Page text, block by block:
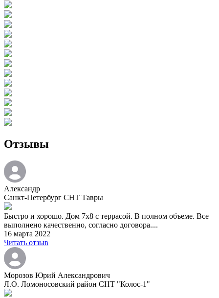
Отзывы
Александр
Санкт-Петербург СНТ Тавры
Быстро и хорошо. Дом 7х8 c террасой. В полном объеме. Все
выполнено качественно, согласно договора....
16 марта 2022
Читать отзыв
Морозов Юрий Александрович
Л.О. Ломоносовский район СНТ "Колос-1"